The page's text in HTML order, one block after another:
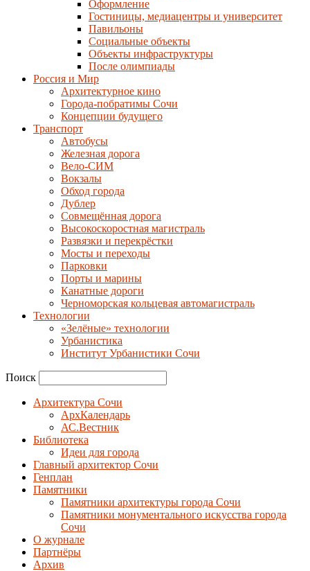
Оформление
Гостиницы, медиацентры и университет
Павильоны
Социальные объекты
Объекты инфраструктуры
После олимпиады
Россия и Мир
Архитектурное кино
Города-побратимы Сочи
Концепции будущего
Транспорт
Автобусы
Железная дорога
Вело-СИМ
Вокзалы
Обход города
Дублер
Совмещённая дорога
Высокоскоростная магистраль
Развязки и перекрёстки
Мосты и переходы
Парковки
Порты и марины
Канатные дороги
Черноморская кольцевая автомагистраль
Технологии
«Зелёные» технологии
Урбанистика
Институт Урбанистики Сочи
Поиск
Архитектура Сочи
АрхКалендарь
АС.Вестник
Библиотека
Идеи для города
Главный архитектор Сочи
Генплан
Памятники
Памятники архитектуры города Сочи
Памятники монументального искусства города
Сочи
О журнале
Партнёры
Архив